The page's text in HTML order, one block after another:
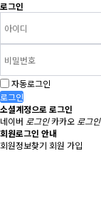
로그인
자동로그인
로그인
소셜계정으로 로그인
네이버 로그인카카오로그인
회원로그인 안내
회원정보찾기 회원 가입